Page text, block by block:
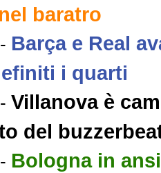
baratro
Barça e Real
i quarti
Villanova è
del
Bologna in